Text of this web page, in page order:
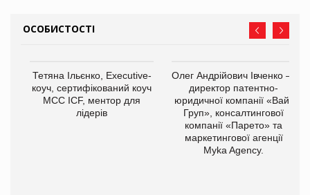
ОСОБИСТОСТІ
Тетяна Ільєнко, Executive-
коуч, сертифікований коуч
МСС ICF, ментор для
лідерів
Олег Андрійович Івченко —
директор патентно-
юридичної компанії «Вайз
Груп», консалтингової
компанії «Парето» та
маркетингової агенції
Myka Agency.